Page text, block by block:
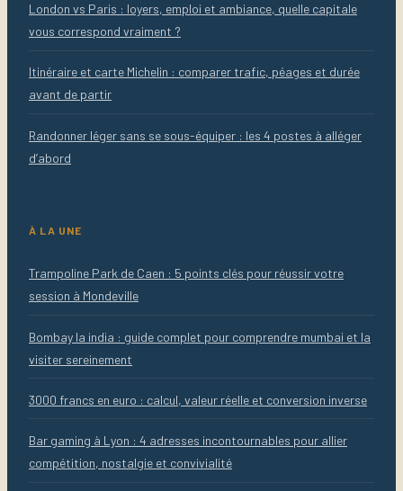
London vs Paris : loyers, emploi et ambiance, quelle capitale
vous correspond vraiment ?
Itinéraire et carte Michelin : comparer trafic, péages et durée
avant de partir
Randonner léger sans se sous-équiper : les 4 postes à alléger
d’abord
À LA UNE
Trampoline Park de Caen : 5 points clés pour réussir votre
session à Mondeville
Bombay la india : guide complet pour comprendre mumbai et la
visiter sereinement
3000 francs en euro : calcul, valeur réelle et conversion inverse
Bar gaming à Lyon : 4 adresses incontournables pour allier
compétition, nostalgie et convivialité